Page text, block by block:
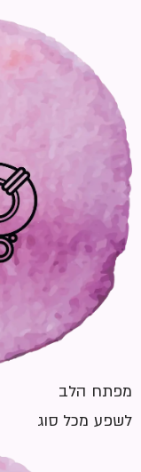
מפתח הלב
לשפע מכל סוג